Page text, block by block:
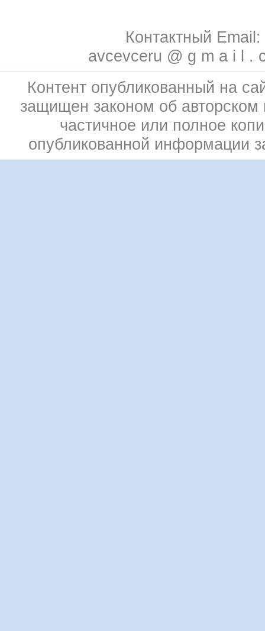
Контактный Email:
avcevceru @ g m a i l .
Контент опубликованный на
защищен законом об
частичное или полное
опубликованной информации